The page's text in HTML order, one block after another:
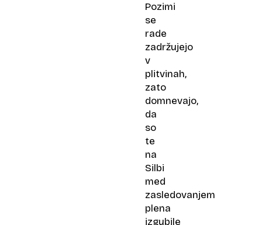
Pozimi
se
rade
zadržujejo
v
plitvinah,
zato
domnevajo,
da
so
te
na
Silbi
med
zasledovanjem
plena
izgubile